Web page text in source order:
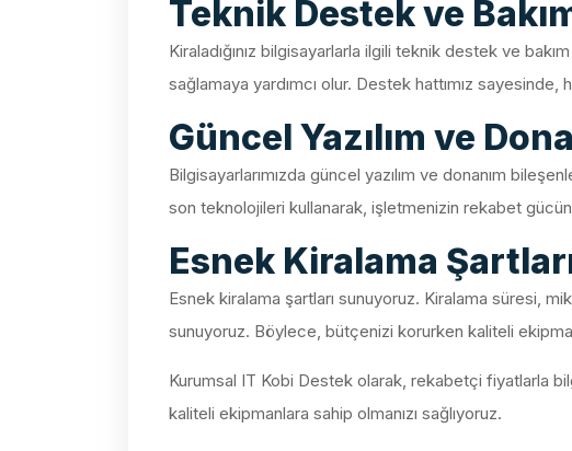
Teknik Destek ve
Kiraladığınız bilgisayarlarla ilgili teknik destek ve
sağlamaya yardımcı olur. Destek hattımız sayesinde,
Güncel Yazılım ve
Bilgisayarlarımızda güncel yazılım ve donanım
son teknolojileri kullanarak, işletmenizin rekabet gücünü
Esnek Kiralama
Esnek kiralama şartları sunuyoruz. Kiralama süresi,
sunuyoruz. Böylece, bütçenizi korurken kaliteli
Kurumsal IT Kobi Destek olarak, rekabetçi fiyatlarla
kaliteli ekipmanlara sahip olmanızı sağlıyoruz.